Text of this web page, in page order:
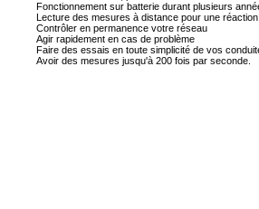
Fonctionnement sur batterie durant plusieurs
Lecture des mesures à distance pour une
Contrôler en permanence votre réseau
Agir rapidement en cas de problème
Faire des essais en toute simplicité de vos
Avoir des mesures jusqu'à 200 fois par seconde.